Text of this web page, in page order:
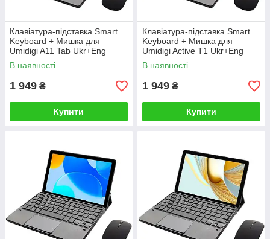
Клавіатура-підставка Smart
Keyboard + Мишка для
Umidigi A11 Tab Ukr+Eng
Black
В наявності
1 949 ₴
Купити
Клавіатура-підставка Smart
Keyboard + Мишка для
Umidigi Active T1 Ukr+Eng
Black
В наявності
1 949 ₴
Купити